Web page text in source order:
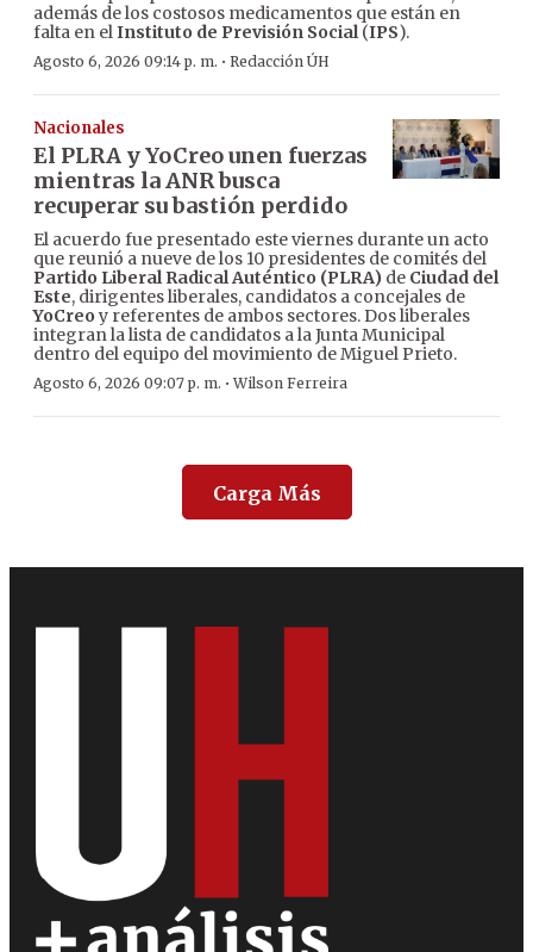
además de los costosos medicamentos que están en
falta en elInstituto de Previsión Social(IPS).
Agosto 6, 2026 09:14 p. m. · Redacción ÚH
Nacionales
El PLRA y YoCreo unen fuerzas
mientras la ANR busca
recuperar su bastión perdido
El acuerdo fue presentado este viernes durante un acto
que reunió a nueve de los 10 presidentes de comités del
Partido Liberal Radical Auténtico (PLRA) de Ciudad del
Este, dirigentes liberales, candidatos a concejales de
YoCreo y referentes de ambos sectores. Dos liberales
integran la lista de candidatos a la Junta Municipal
dentro del equipo del movimiento de Miguel Prieto.
Agosto 6, 2026 09:07 p. m. ·Wilson Ferreira
Carga Más